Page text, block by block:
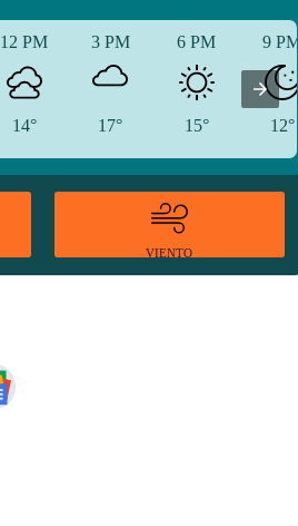
12 PM
14°
3 PM
17°
6 PM
15°
9 PM
12°
VIENTO